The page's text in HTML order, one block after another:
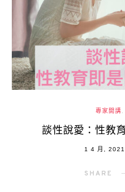
專家開講
談性說愛：性教
POSTED
1 4 月, 2021
SHARE